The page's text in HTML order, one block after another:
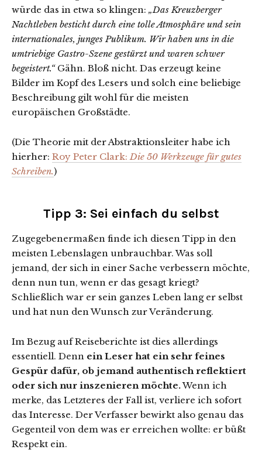
würde das in etwa so klingen: „Das Kreuzberger
Nachtleben besticht durch eine tolle Atmosphäre und sein
internationales, junges Publikum. Wir haben uns in die
umtriebige Gastro-Szene gestürzt und waren schwer
begeistert.“Gähn. Bloß nicht. Das erzeugt keine
Bilder im Kopf des Lesers und solch eine beliebige
Beschreibung gilt wohl für die meisten
europäischen Großstädte.
(Die Theorie mit der Abstraktionsleiter habe ich
hierher: Roy Peter Clark:Die 50 Werkzeuge für gutes
Schreiben.)
Tipp 3: Sei einfach du selbst
Zugegebenermaßen finde ich diesen Tipp in den
meisten Lebenslagen unbrauchbar. Was soll
jemand, der sich in einer Sache verbessern möchte,
denn nun tun, wenn er das gesagt kriegt?
Schließlich war er sein ganzes Leben lang er selbst
und hat nun den Wunsch zur Veränderung.
Im Bezug auf Reiseberichte ist dies allerdings
essentiell. Denn ein Leser hat ein sehr feines
Gespür dafür, ob jemand authentisch reflektiert
oder sich nur inszenieren möchte.Wenn ich
merke, das Letzteres der Fall ist, verliere ich sofort
das Interesse. Der Verfasser bewirkt also genau das
Gegenteil von dem was er erreichen wollte: er büßt
Respekt ein.